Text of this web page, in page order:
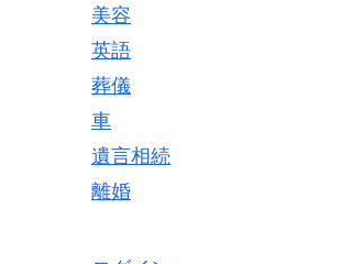
美容
英語
葬儀
車
遺言相続
離婚